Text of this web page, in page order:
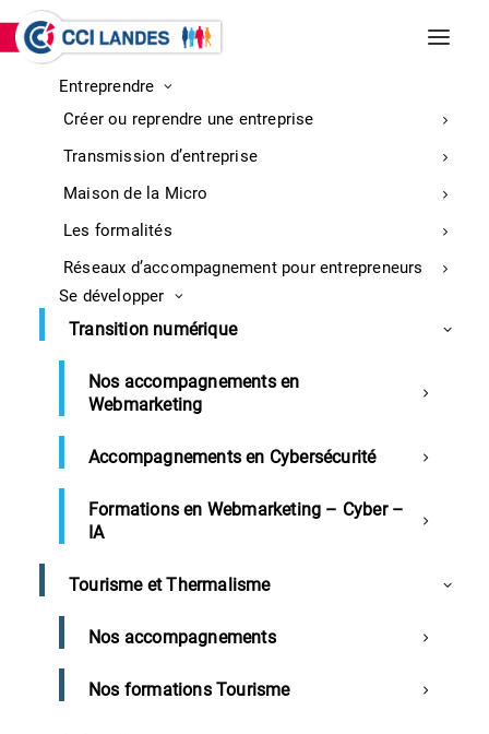
Entreprendre
Créer ou reprendre une entreprise
Transmission d’entreprise
Maison de la Micro
Les formalités
Réseaux d’accompagnement pour entrepreneurs
Se développer
Transition numérique
Nos accompagnements en
Webmarketing
Accompagnements en Cybersécurité
Formations en Webmarketing – Cyber –
IA
Tourisme et Thermalisme
Nos accompagnements
Nos formations Tourisme
INCENDIES DE BISCARROSSE ET
PARENTIS-EN-BORN
informations sur la mobilisation
Accueil Mot de passe oublié ? ou première connexion ?
Mot de passe oublié ?
ou vous vous connectez pour la première fois. Rentrez
votre mail pour obtenir le lien de configuration de votre mot
de passe.
Forgot Your Password?
Enter your email address and we'll send you a link you can
use to pick a new password.
Email